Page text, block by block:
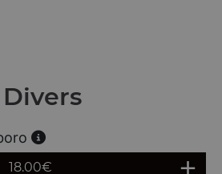
Divers
18.00€